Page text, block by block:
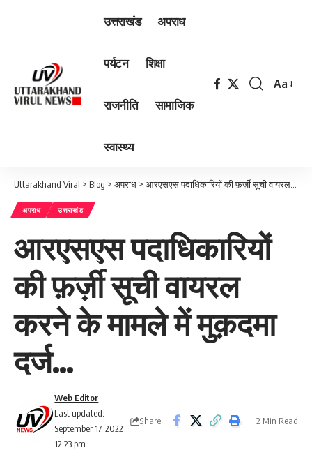
उत्तराखंड अपराध
पर्यटन शिक्षा
राजनीति सामाजिक
स्वास्थ्य
Font
Aa
Uttarakhand Viral > Blog > अपराध > आरएसएस पदाधिकारियों की फ़र्ज़ी सूची वायरल करने के मामले में मुक़दमा दर्ज…
अपराध उत्तराखंड
आरएसएस पदाधिकारियों
की फ़र्ज़ी सूची वायरल
करने के मामले में मुक़दमा
दर्ज…
Last updated:
September 17, 2022
12:23 pm
Web Editor
Share 2 Min Read